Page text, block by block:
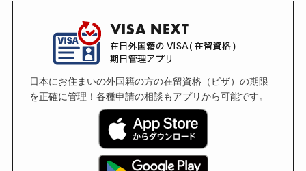
日本にお住まいの外国籍の方の在留資格（ビザ）の期限
を正確に管理！各種申請の相談もアプリから可能です。